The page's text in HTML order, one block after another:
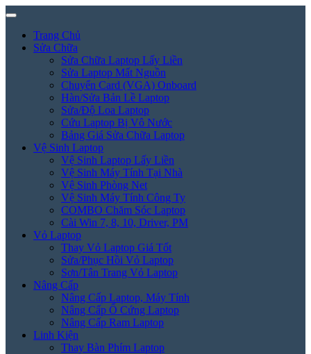
Trang Chủ
Sửa Chữa
Sửa Chữa Laptop Lấy Liền
Sửa Laptop Mất Nguồn
Chuyển Card (VGA) Onboard
Hàn/Sửa Bản Lề Laptop
Sửa/Độ Loa Laptop
Cứu Laptop Bị Vô Nước
Bảng Giá Sửa Chữa Laptop
Vệ Sinh Laptop
Vệ Sinh Laptop Lấy Liền
Vệ Sinh Máy Tính Tại Nhà
Vệ Sinh Phòng Net
Vệ Sinh Máy Tính Công Ty
COMBO Chăm Sóc Laptop
Cài Win 7, 8, 10, Driver, PM
Vỏ Laptop
Thay Vỏ Laptop Giá Tốt
Sửa/Phục Hồi Vỏ Laptop
Sơn/Tân Trang Vỏ Laptop
Nâng Cấp
Nâng Cấp Laptop, Máy Tính
Nâng Cấp Ổ Cứng Laptop
Nâng Cấp Ram Laptop
Linh Kiện
Thay Bàn Phím Laptop